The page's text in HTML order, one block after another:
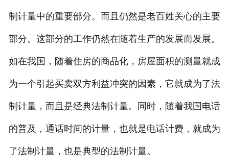
制计量中的重要部分。而且仍然是老百姓关心的主要
部分。这部分的工作仍然在随着生产的发展而发展。
如在我国，随着住房的商品化，房屋面积的测量就成
为一个引起买卖双方利益冲突的因素，它就成为了法
制计量，而且是经典法制计量。同时，随着我国电话
的普及，通话时间的计量，也就是电话计费，就成为
了法制计量，也是典型的法制计量。